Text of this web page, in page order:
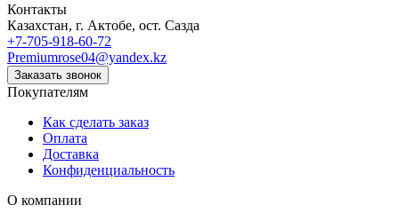
Контакты
Казахстан, г. Актобе, ост. Сазда
+7-705-918-60-72
Premiumrose04@yandex.kz
Заказать звонок
Покупателям
Как сделать заказ
Оплата
Доставка
Конфиденциальность
О компании